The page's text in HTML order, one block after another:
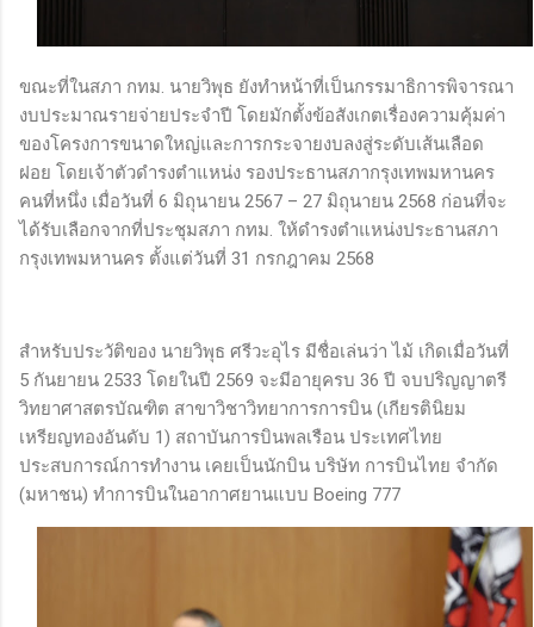
ขณะที่ในสภา กทม. นายวิพุธ ยังทำหน้าที่เป็นกรรมาธิการพิจารณา
งบประมาณรายจ่ายประจำปี โดยมักตั้งข้อสังเกตเรื่องความคุ้มค่า
ของโครงการขนาดใหญ่และการกระจายงบลงสู่ระดับเส้นเลือด
ฝอย โดยเจ้าตัวดำรงตำแหน่ง รองประธานสภากรุงเทพมหานคร
คนที่หนึ่ง เมื่อวันที่ 6 มิถุนายน 2567 – 27 มิถุนายน 2568 ก่อนที่จะ
ได้รับเลือกจากที่ประชุมสภา กทม. ให้ดำรงตำแหน่งประธานสภา
กรุงเทพมหานคร ตั้งแต่วันที่ 31 กรกฎาคม 2568
สำหรับประวัติของ นายวิพุธ ศรีวะอุไร มีชื่อเล่นว่า ไม้ เกิดเมื่อวันที่
5 กันยายน 2533 โดยในปี 2569 จะมีอายุครบ 36 ปี จบปริญญาตรี
วิทยาศาสตรบัณฑิต สาขาวิชาวิทยาการการบิน (เกียรตินิยม
เหรียญทองอันดับ 1) สถาบันการบินพลเรือน ประเทศไทย
ประสบการณ์การทำงาน เคยเป็นนักบิน บริษัท การบินไทย จำกัด
(มหาชน) ทำการบินในอากาศยานแบบ Boeing 777